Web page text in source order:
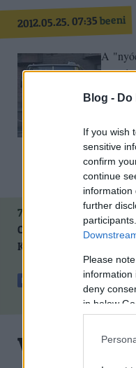
Blog -
If you wish
sensitive
confirm
continue
information
further
Please
information
deny
in below
2012.05.25. 07:35beeni
A
Eddig
75 ·1
Címkék:
kaller
Kövess minket a